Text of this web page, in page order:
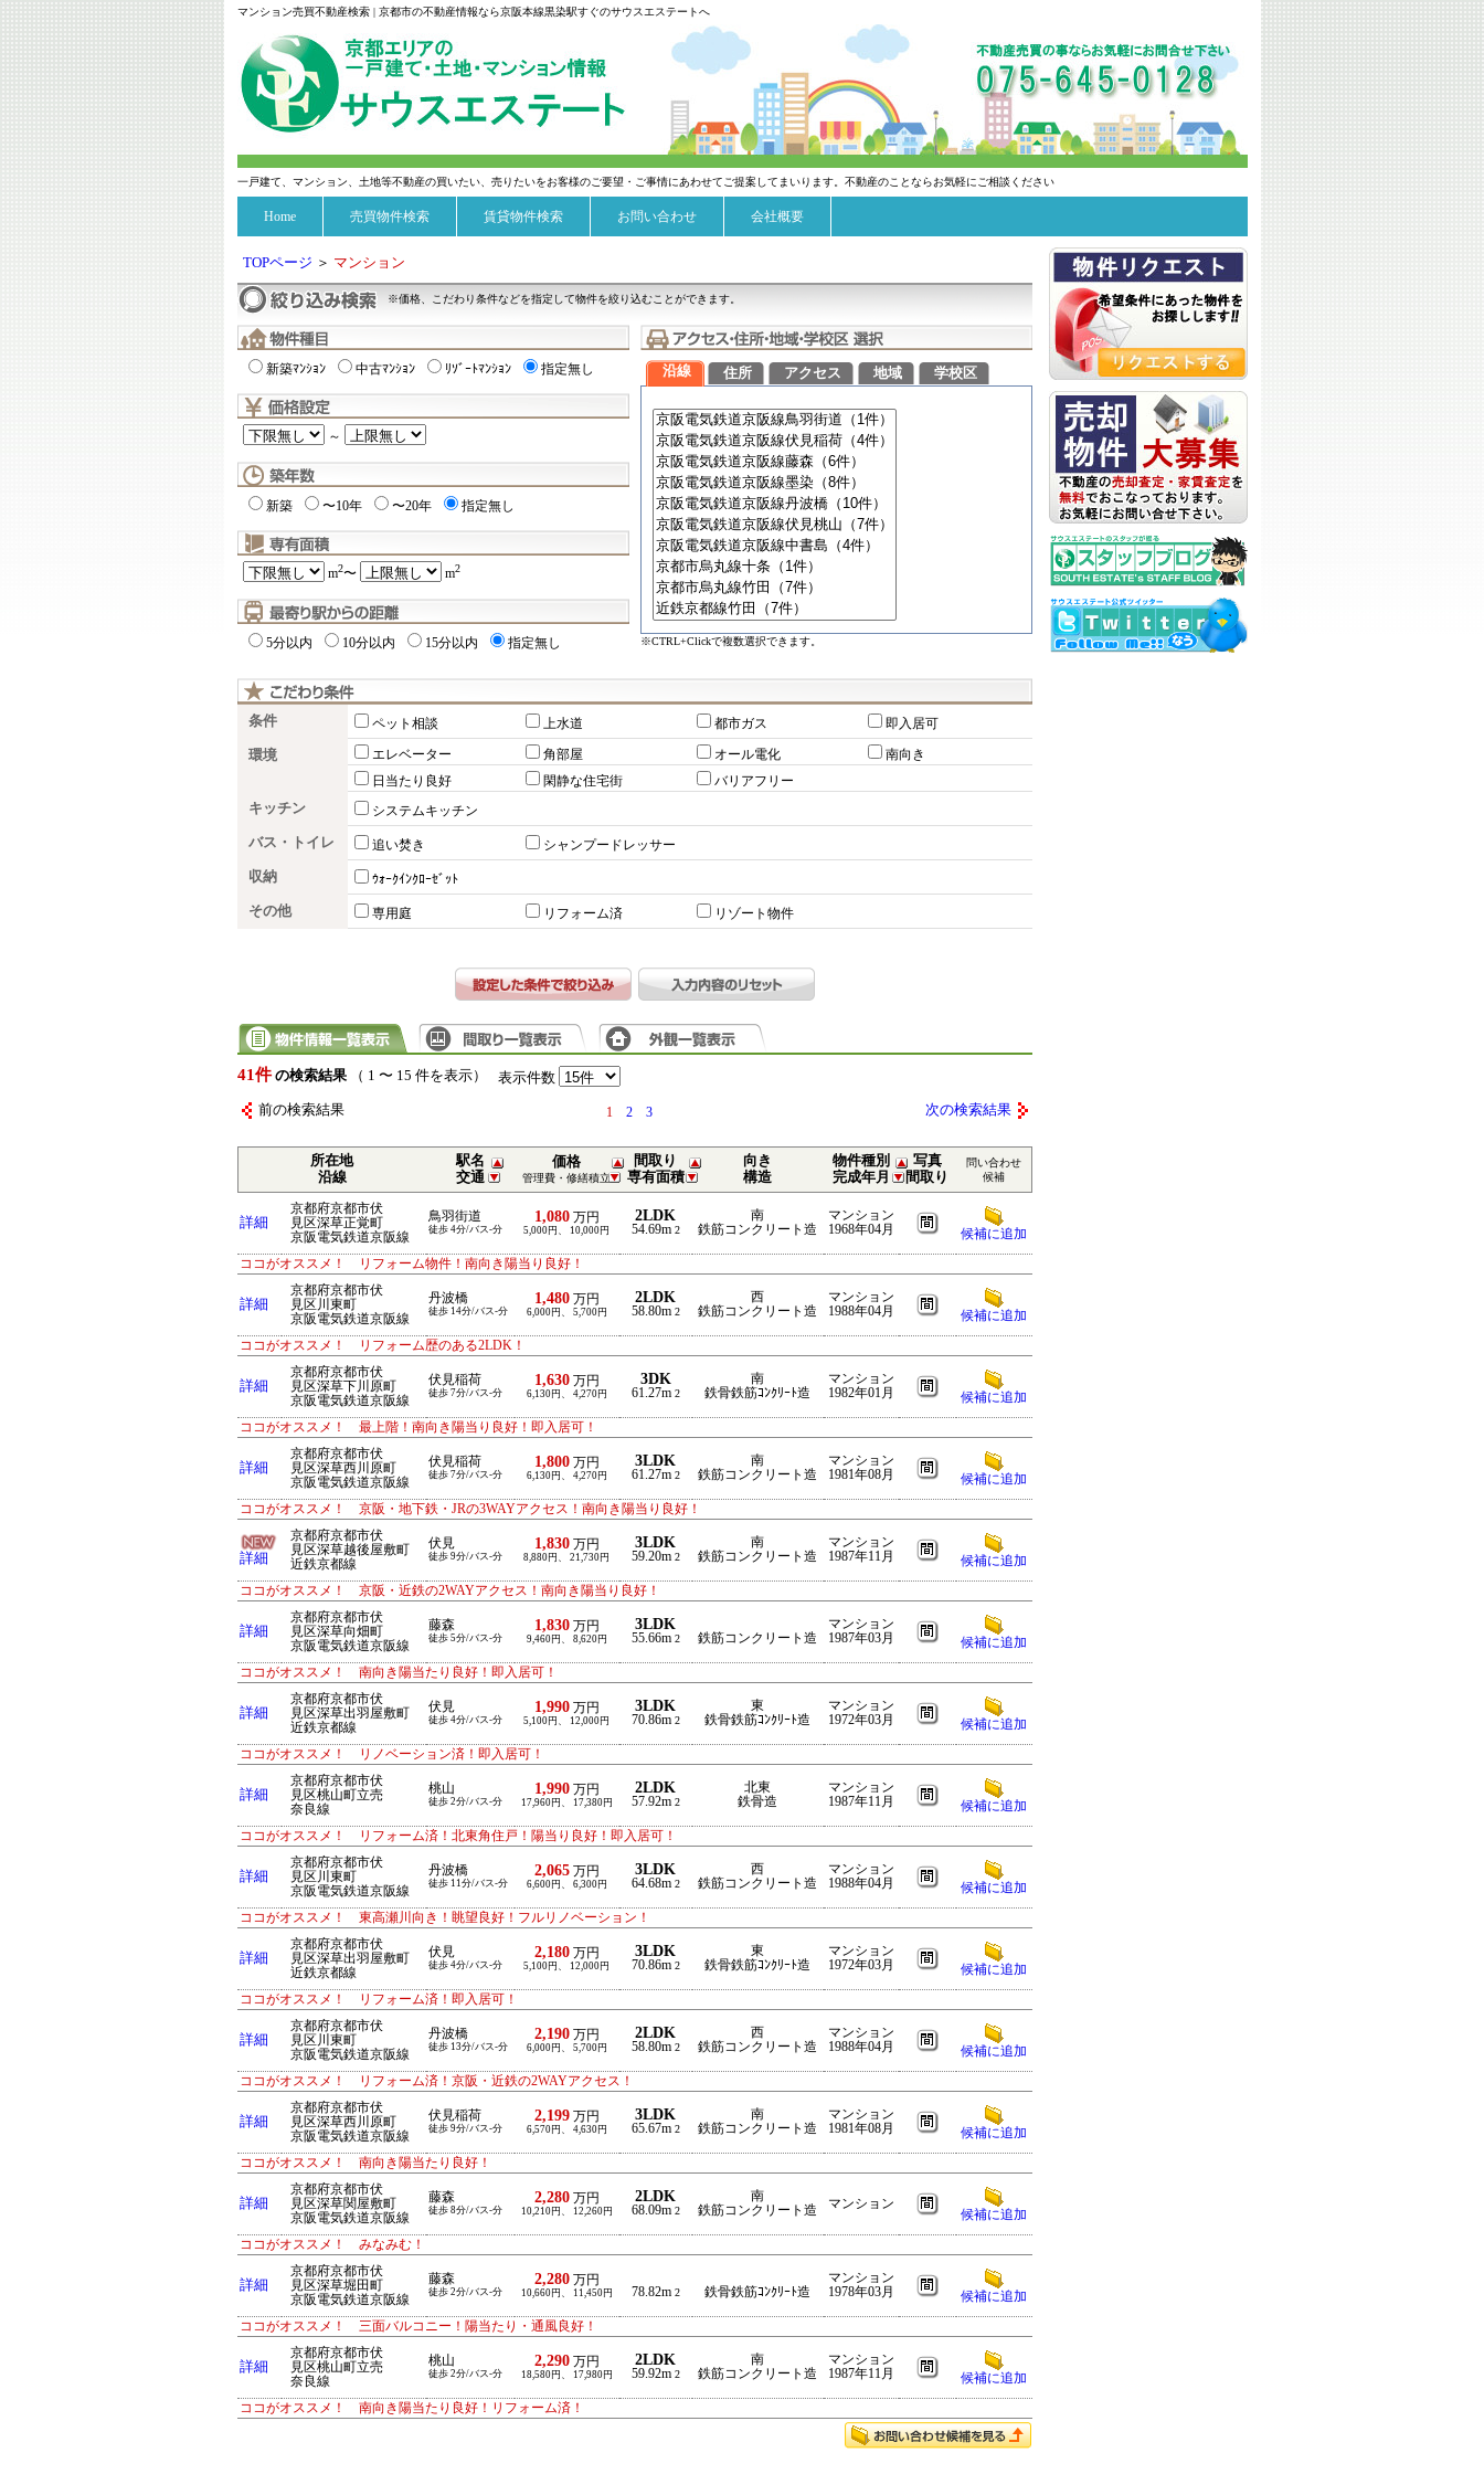
マンション売買不動産検索 | 京都市の不動産情報なら京阪本線黒染駅すぐのサウスエステートへ
一戸建て、マンション、土地等不動産の買いたい、売りたいをお客様のご要望・ご事情にあわせてご提案してまいります。不動産のことならお気軽にご相談ください
Home 売買物件検索 賃貸物件検索 お問い合わせ 会社概要
TOPページ ＞ マンション
※価格、こだわり条件などを指定して物件を絞り込むことができます。
新築ﾏﾝｼｮﾝ 中古ﾏﾝｼｮﾝ ﾘｿﾞｰﾄﾏﾝｼｮﾝ 指定無し
～
新築 〜10年 〜20年 指定無し
m2〜 m2
5分以内 10分以内 15分以内 指定無し
沿線 住所 アクセス 地域 学校区
※CTRL+Clickで複数選択できます。
条件 ペット相談 上水道 都市ガス 即入居可
環境 エレベーター 角部屋 オール電化
南向き
日当たり良好
閑静な住宅街 バリアフリー
キッチン システムキッチン
バス・トイレ 追い焚き シャンプードレッサー
収納 ｳｫｰｸｲﾝｸﾛｰｾﾞｯﾄ
その他 専用庭 リフォーム済 リゾート物件
41件 の検索結果（ 1 〜 15 件を表示） 表示件数
前の検索結果 1 2 3 次の検索結果
所在地
沿線
駅名
交通
価格
管理費・修繕積立
間取り
専有面積
向き
構造
物件種別
完成年月
写真
間取り
問い合わせ
候補
詳細
京都府京都市伏
見区深草正覚町
京阪電気鉄道京阪線
鳥羽街道
徒歩 4分/バス-分
1,080万円
5,000円、 10,000円
2LDK
54.69m 2
南
鉄筋コンクリート造
マンション
1968年04月
候補に追加
ココがオススメ！ リフォーム物件！南向き陽当り良好！
詳細
京都府京都市伏
見区川東町
京阪電気鉄道京阪線
丹波橋
徒歩 14分/バス-分
1,480万円
6,000円、 5,700円
2LDK
58.80m 2
西
鉄筋コンクリート造
マンション
1988年04月
候補に追加
ココがオススメ！ リフォーム歴のある2LDK！
詳細
京都府京都市伏
見区深草下川原町
京阪電気鉄道京阪線
伏見稲荷
徒歩 7分/バス-分
1,630万円
6,130円、 4,270円
3DK
61.27m 2
南
鉄骨鉄筋ｺﾝｸﾘｰﾄ造
マンション
1982年01月
候補に追加
ココがオススメ！ 最上階！南向き陽当り良好！即入居可！
詳細
京都府京都市伏
見区深草西川原町
京阪電気鉄道京阪線
伏見稲荷
徒歩 7分/バス-分
1,800万円
6,130円、 4,270円
3LDK
61.27m 2
南
鉄筋コンクリート造
マンション
1981年08月
候補に追加
ココがオススメ！ 京阪・地下鉄・JRの3WAYアクセス！南向き陽当り良好！
詳細
京都府京都市伏
見区深草越後屋敷町
近鉄京都線
伏見
徒歩 9分/バス-分
1,830万円
8,880円、 21,730円
3LDK
59.20m 2
南
鉄筋コンクリート造
マンション
1987年11月
候補に追加
ココがオススメ！ 京阪・近鉄の2WAYアクセス！南向き陽当り良好！
詳細
京都府京都市伏
見区深草向畑町
京阪電気鉄道京阪線
藤森
徒歩 5分/バス-分
1,830万円
9,460円、 8,620円
3LDK
55.66m 2 鉄筋コンクリート造
マンション
1987年03月
候補に追加
ココがオススメ！ 南向き陽当たり良好！即入居可！
詳細
京都府京都市伏
見区深草出羽屋敷町
近鉄京都線
伏見
徒歩 4分/バス-分
1,990万円
5,100円、 12,000円
3LDK
70.86m 2
東
鉄骨鉄筋ｺﾝｸﾘｰﾄ造
マンション
1972年03月
候補に追加
ココがオススメ！ リノベーション済！即入居可！
詳細
京都府京都市伏
見区桃山町立売
奈良線
桃山
徒歩 2分/バス-分
1,990万円
17,960円、 17,380円
2LDK
57.92m 2
北東
鉄骨造
マンション
1987年11月
候補に追加
ココがオススメ！ リフォーム済！北東角住戸！陽当り良好！即入居可！
詳細
京都府京都市伏
見区川東町
京阪電気鉄道京阪線
丹波橋
徒歩 11分/バス-分
2,065万円
6,600円、 6,300円
3LDK
64.68m 2
西
鉄筋コンクリート造
マンション
1988年04月
候補に追加
ココがオススメ！ 東高瀬川向き！眺望良好！フルリノベーション！
詳細
京都府京都市伏
見区深草出羽屋敷町
近鉄京都線
伏見
徒歩 4分/バス-分
2,180万円
5,100円、 12,000円
3LDK
70.86m 2
東
鉄骨鉄筋ｺﾝｸﾘｰﾄ造
マンション
1972年03月
候補に追加
ココがオススメ！ リフォーム済！即入居可！
詳細
京都府京都市伏
見区川東町
京阪電気鉄道京阪線
丹波橋
徒歩 13分/バス-分
2,190万円
6,000円、 5,700円
2LDK
58.80m 2
西
鉄筋コンクリート造
マンション
1988年04月
候補に追加
ココがオススメ！ リフォーム済！京阪・近鉄の2WAYアクセス！
詳細
京都府京都市伏
見区深草西川原町
京阪電気鉄道京阪線
伏見稲荷
徒歩 9分/バス-分
2,199万円
6,570円、 4,630円
3LDK
65.67m 2
南
鉄筋コンクリート造
マンション
1981年08月
候補に追加
ココがオススメ！ 南向き陽当たり良好！
詳細
京都府京都市伏
見区深草関屋敷町
京阪電気鉄道京阪線
藤森
徒歩 8分/バス-分
2,280万円
10,210円、 12,260円
2LDK
68.09m 2
南
鉄筋コンクリート造
マンション
候補に追加
ココがオススメ！ みなみむ！
詳細
京都府京都市伏
見区深草堀田町
京阪電気鉄道京阪線
藤森
徒歩 2分/バス-分
2,280万円
10,660円、 11,450円 78.82m 2 鉄骨鉄筋ｺﾝｸﾘｰﾄ造
マンション
1978年03月
候補に追加
ココがオススメ！ 三面バルコニー！陽当たり・通風良好！
詳細
京都府京都市伏
見区桃山町立売
奈良線
桃山
徒歩 2分/バス-分
2,290万円
18,580円、 17,980円
2LDK
59.92m 2
南
鉄筋コンクリート造
マンション
1987年11月
候補に追加
ココがオススメ！ 南向き陽当たり良好！リフォーム済！